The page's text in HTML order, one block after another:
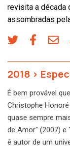
revisita a década
assombradas
2018 >
É bem provável
Christophe
quase sempre
de Amor" (2007) e
é autor de um